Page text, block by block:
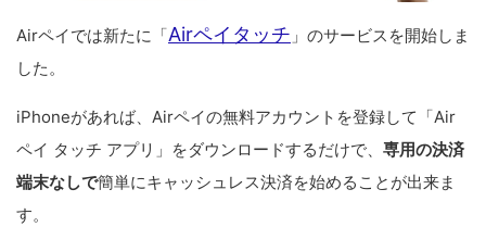
Airペイでは新たに「Airペイタッチ 」のサービスを開始しま
した。
iPhoneがあれば、Airペイの無料アカウントを登録して「Air
ペイ タッチ アプリ」をダウンロードするだけで、 専用の決済
端末なしで簡単にキャッシュレス決済を始めることが出来ま
す。